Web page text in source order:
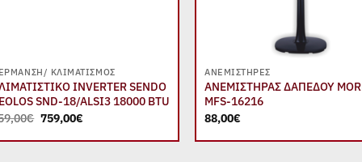
ΚΛΙΜΑΤΙΣΜΌΣ
INVERTER SENDO
SND-18/ALSI3 18000 BTU
€ Original
price
was:
759,00€Η
τιμή
ΑΝΕΜΙΣΤΉΡΕΣ
ΑΝΕΜΙΣΤΗΡΑΣ ΔΑΠΕΔΟΥ
MFS-16216
88,00€